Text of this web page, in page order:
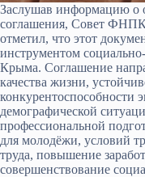
Заслушав информацию о
соглашения, Совет
отметил, что этот
инструментом
Крыма. Соглашение
качества жизни,
конкурентоспособности
демографической
профессиональной
для молодёжи, условий
труда, повышение
совершенствование